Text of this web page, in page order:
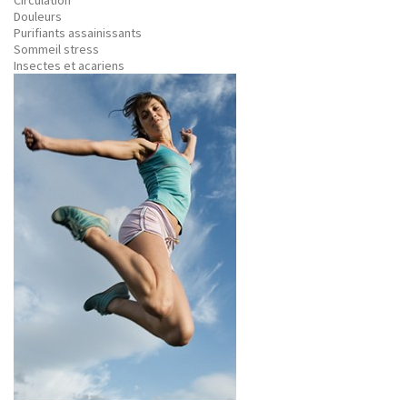
Douleurs
Purifiants assainissants
Sommeil stress
Insectes et acariens